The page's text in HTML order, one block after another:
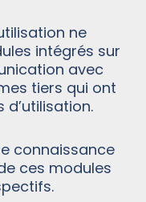
ne
intégrés sur
avec
tiers qui ont
connaissance
ces modules